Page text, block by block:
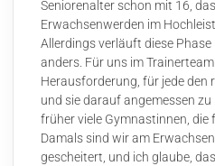
Seniorenalter schon mit 16,
Erwachsenwerden im
Allerdings verläuft diese Phase
anders. Für uns im
Herausforderung, für jede den
und sie darauf angemessen
früher viele Gymnastinnen,
Damals sind wir am
gescheitert, und ich glaube,